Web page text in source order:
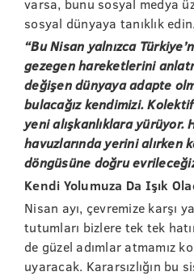
varsa, bunu sosyal medya
sosyal dünyaya tanıklık edin.
“Bu Nisan yalnızca
gezegen hareketlerini
değişen dünyaya adapte
bulacağız kendimizi.
yeni alışkanlıklara yürüyor.
havuzlarında yerini alırken
döngüsüne doğru
Kendi Yolumuza Da Işık
Nisan ayı, çevremize karşı
tutumları bizlere tek tek
de güzel adımlar atmamız
uyaracak. Kararsızlığın bu